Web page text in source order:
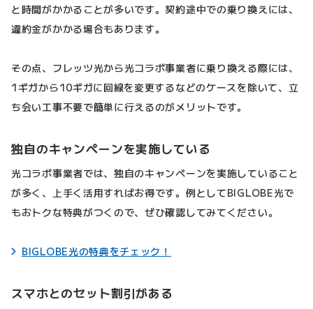
と時間がかかることが多いです。契約途中での乗り換えには、
違約金がかかる場合もあります。
その点、フレッツ光から光コラボ事業者に乗り換える際には、
1ギガから10ギガに回線を変更するなどのケースを除いて、立
ち会い工事不要で簡単に行えるのがメリットです。
独自のキャンペーンを実施している
光コラボ事業者では、独自のキャンペーンを実施していること
が多く、上手く活用すればお得です。例としてBIGLOBE光で
もおトクな特典がつくので、ぜひ確認してみてください。
BIGLOBE光の特典をチェック！
スマホとのセット割引がある